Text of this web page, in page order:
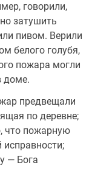
говорили,
затушить
пивом. Верили
белого голубя,
пожара могли
доме.
предвещали
по деревне;
что пожарную
— Бога